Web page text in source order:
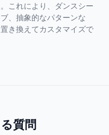
これにより、ダンスシー
、抽象的なパターンな
き換えてカスタマイズで
質問